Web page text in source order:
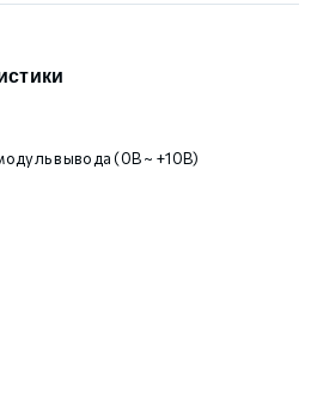
вывода (0В ~ +10В)